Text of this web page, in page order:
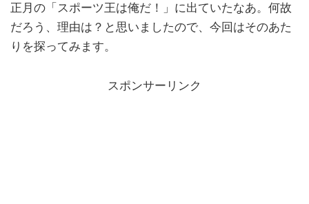
正月の「スポーツ王は俺だ！」に出ていたなあ。何故
だろう、理由は？と思いましたので、今回はそのあた
りを探ってみます。
スポンサーリンク